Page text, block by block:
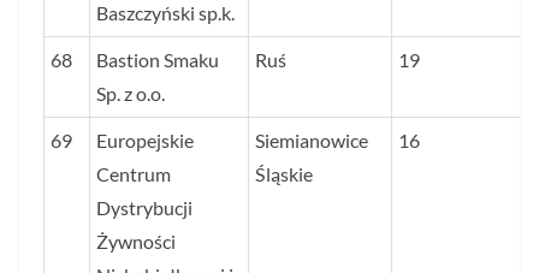
Baszczyński sp.k.
68
Bastion Smaku
Sp. z o.o.
Ruś 19
69
Europejskie
Centrum
Dystrybucji
Żywności
Siemianowice
Śląskie
16